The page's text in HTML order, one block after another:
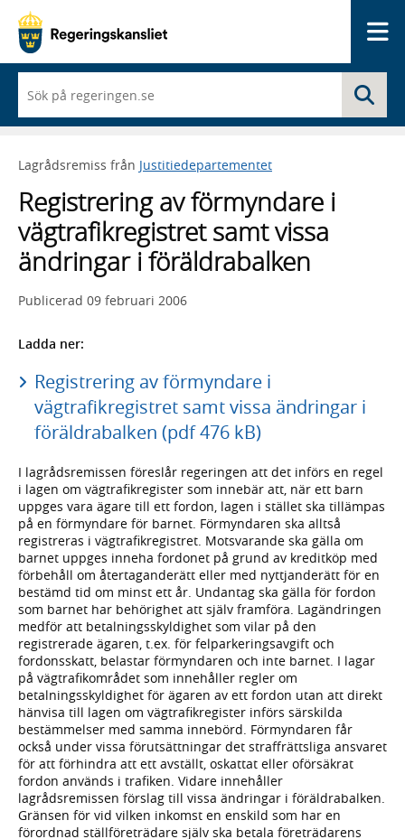
du
börjar
skriva
framträder
lista
med
sökförslag
Lagrådsremiss från Justitiedepartementet
Registrering av förmyndare i
vägtrafikregistret samt vissa
ändringar i föräldrabalken
Publicerad 09 februari 2006
Ladda ner:
Registrering av förmyndare i
vägtrafikregistret samt vissa ändringar i
föräldrabalken (pdf 476 kB)
I lagrådsremissen föreslår regeringen att det införs en regel
i lagen om vägtrafikregister som innebär att, när ett barn
uppges vara ägare till ett fordon, lagen i stället ska tillämpas
på en förmyndare för barnet. Förmyndaren ska alltså
registreras i vägtrafikregistret. Motsvarande ska gälla om
barnet uppges inneha fordonet på grund av kreditköp med
förbehåll om återtaganderätt eller med nyttjanderätt för en
bestämd tid om minst ett år. Undantag ska gälla för fordon
som barnet har behörighet att själv framföra. Lagändringen
medför att betalningsskyldighet som vilar på den
registrerade ägaren, t.ex. för felparkeringsavgift och
fordonsskatt, belastar förmyndaren och inte barnet. I lagar
på vägtrafikområdet som innehåller regler om
betalningsskyldighet för ägaren av ett fordon utan att direkt
hänvisa till lagen om vägtrafikregister införs särskilda
bestämmelser med samma innebörd. Förmyndaren får
också under vissa förutsättningar det straffrättsliga ansvaret
för att förhindra att ett avställt, oskattat eller oförsäkrat
fordon används i trafiken. Vidare innehåller
lagrådsremissen förslag till vissa ändringar i föräldrabalken.
Gränsen för vid vilken inkomst en enskild som har en
förordnad ställföreträdare själv ska betala företrädarens